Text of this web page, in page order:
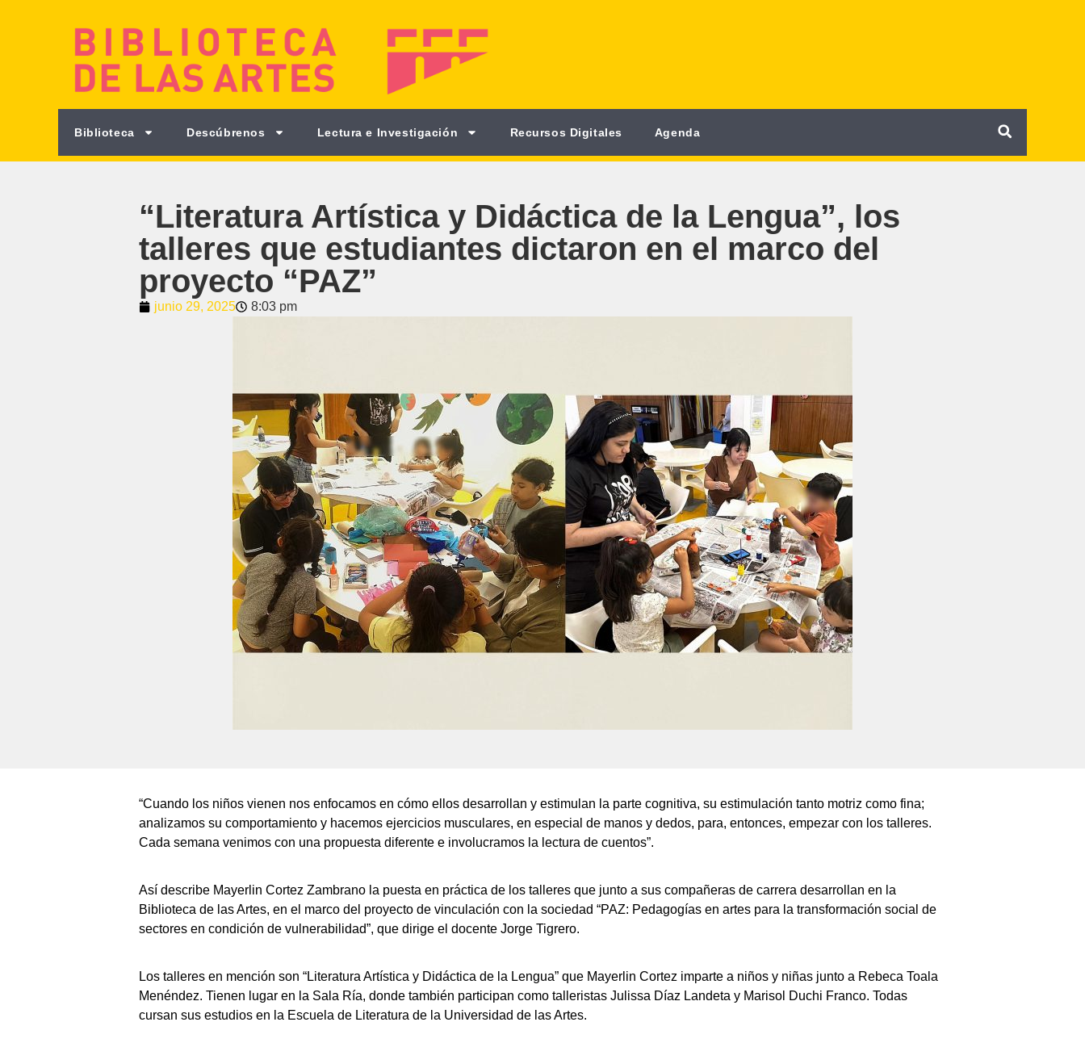
Biblioteca Descúbrenos Lectura e Investigación Recursos Digitales Agenda
“Literatura Artística y Didáctica de la Lengua”, los
talleres que estudiantes dictaron en el marco del
proyecto “PAZ”
junio 29, 2025 8:03 pm
“Cuando los niños vienen nos enfocamos en cómo ellos desarrollan y estimulan la parte cognitiva, su estimulación tanto motriz como fina;
analizamos su comportamiento y hacemos ejercicios musculares, en especial de manos y dedos, para, entonces, empezar con los talleres.
Cada semana venimos con una propuesta diferente e involucramos la lectura de cuentos”.
Así describe Mayerlin Cortez Zambrano la puesta en práctica de los talleres que junto a sus compañeras de carrera desarrollan en la
Biblioteca de las Artes, en el marco del proyecto de vinculación con la sociedad “PAZ: Pedagogías en artes para la transformación social de
sectores en condición de vulnerabilidad”, que dirige el docente Jorge Tigrero.
Los talleres en mención son “Literatura Artística y Didáctica de la Lengua” que Mayerlin Cortez imparte a niños y niñas junto a Rebeca Toala
Menéndez. Tienen lugar en la Sala Ría, donde también participan como talleristas Julissa Díaz Landeta y Marisol Duchi Franco. Todas
cursan sus estudios en la Escuela de Literatura de la Universidad de las Artes.